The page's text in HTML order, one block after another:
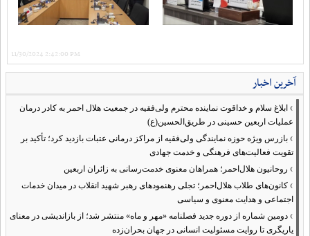
11/30/2024 2:42:00 PM
آخرین اخبار
› ابلاغ سلام و خداقوت نماینده محترم ولی‌فقیه در جمعیت هلال احمر به کادر درمان
عملیات اربعین حسینی در طریق‌الحسین(ع)
› بازرس ویژه حوزه نمایندگی ولی‌فقیه از مراکز درمانی عتبات بازدید کرد؛ تأکید بر
تقویت فعالیت‌های فرهنگی و خدمت جهادی
› روحانیون هلال‌احمر؛ همراهان معنوی خدمت‌رسانی به زائران اربعین
› کانون‌های طلاب هلال‌احمر؛ تجلی رهنمودهای رهبر شهید انقلاب در میدان خدمات
اجتماعی و هدایت معنوی و سیاسی
› دومین شماره از دوره جدید فصلنامه «مهر و ماه» منتشر شد؛ از بازاندیشی در معنای
یاریگری تا روایت مسئولیت انسانی در جهان بحران‌زده